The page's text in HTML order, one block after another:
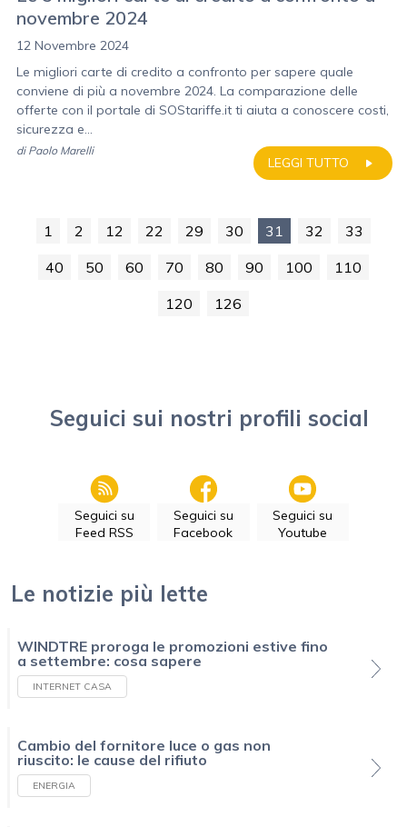
novembre 2024
12 Novembre 2024
Le migliori carte di credito a confronto per sapere quale
conviene di più a novembre 2024. La comparazione delle
offerte con il portale di SOStariffe.it ti aiuta a conoscere costi,
sicurezza e...
LEGGI TUTTO
di Paolo Marelli
1 2 12 22 29 30 31 32
33
40
50 60 70 80 90 100
110
120
126
Seguici sui nostri profili social
Seguici su
Feed RSS
Seguici su
Facebook
Seguici su
Youtube
Le notizie più lette
WINDTRE proroga le promozioni estive fino
a settembre: cosa sapere
INTERNET CASA
Cambio del fornitore luce o gas non
riuscito: le cause del rifiuto
ENERGIA